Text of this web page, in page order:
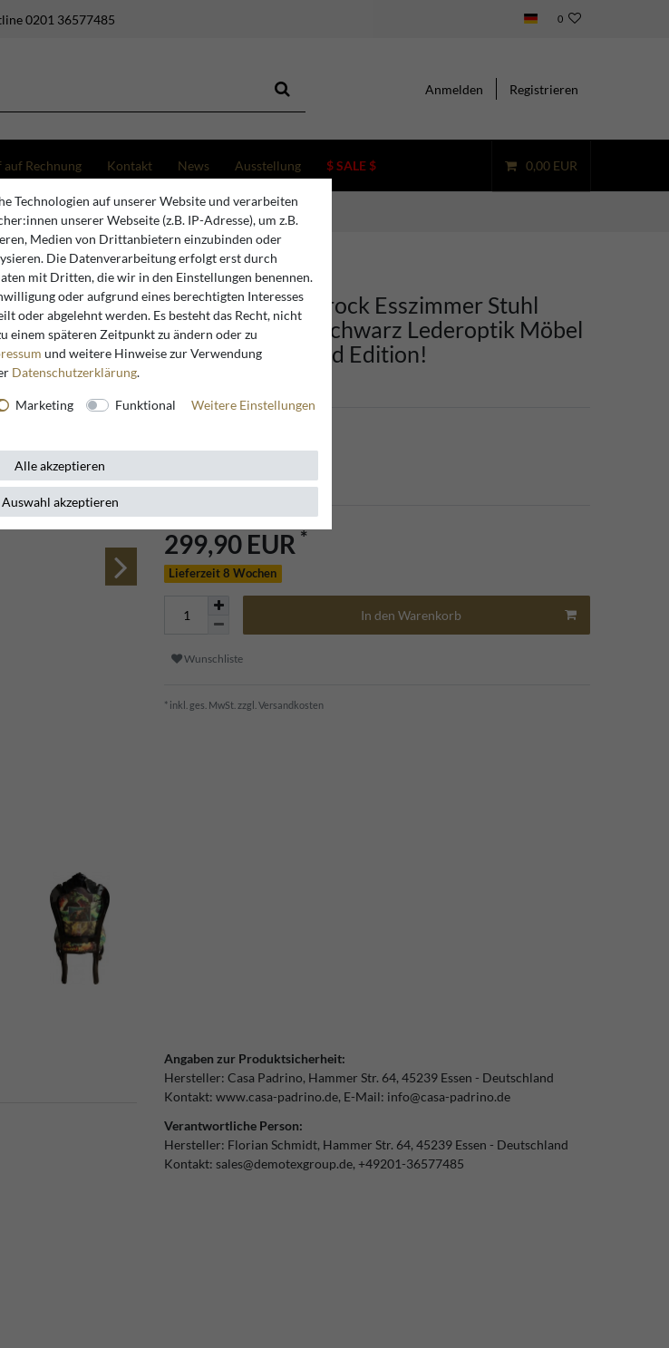
0201 36577485 0
Anmelden Registrieren
auf Rechnung Kontakt News Ausstellung $ SALE $ 0,00 EUR
Casa Padrino
Casa Padrino Barock Esszimmer Stuhl
Comic Design / Schwarz Lederoptik Möbel
Antik Stil - Limited Edition!
299,90 EUR *
Lieferzeit 8 Wochen
In den Warenkorb
Wunschliste
* inkl. ges. MwSt. zzgl. Versandkosten
Angaben zur Produktsicherheit:
Hersteller: Casa Padrino Hammer Str. 64 45239 Essen
Deutschland
Kontakt: www.casa-padrino.de E-Mail: info@casa-padrino.de
Verantwortliche Person:
Hersteller: Florian Schmidt Hammer Str. 64 45239 Essen
Deutschland
Kontakt: sales@demotexgroup.de +49201-36577485
Technologien auf unserer Website und verarbeiten
unserer Webseite (z.B. IP-Adresse), um z.B.
Medien von Drittanbietern einzubinden oder
Die Datenverarbeitung erfolgt erst durch
mit Dritten, die wir in den Einstellungen benennen.
oder aufgrund eines berechtigten Interesses
oder abgelehnt werden. Es besteht das Recht, nicht
einem späteren Zeitpunkt zu ändern oder zu
und weitere Hinweise zur Verwendung
Daten­schutz­erklärung.
Marketing Funktional Weitere Einstellungen
Alle akzeptieren
Auswahl akzeptieren